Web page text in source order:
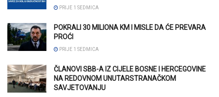
PRIJE 1 SEDMICA
POKRALI 30 MILIONA KM I MISLE DA ĆE PREVARA
PROĆI
PRIJE 1 SEDMICA
ČLANOVI SBB-A IZ CIJELE BOSNE I HERCEGOVINE
NA REDOVNOM UNUTARSTRANAČKOM
SAVJETOVANJU